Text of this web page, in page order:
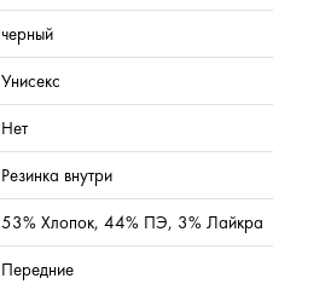
черный
Унисекс
Нет
Резинка внутри
53% Хлопок, 44% ПЭ, 3% Лайкра
Передние